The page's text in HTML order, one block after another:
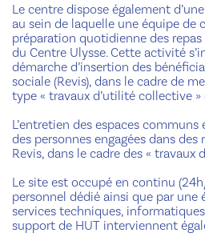
Le centre dispose également
au sein de laquelle une équipe de
préparation quotidienne des
du Centre Ulysse. Cette activité
démarche d’insertion des
sociale (Revis), dans le cadre de
type « travaux d’utilité collective »
L’entretien des espaces
des personnes engagées dans des
Revis, dans le cadre des « travaux
Le site est occupé en continu
personnel dédié ainsi que par une
services techniques,
support de HUT interviennent